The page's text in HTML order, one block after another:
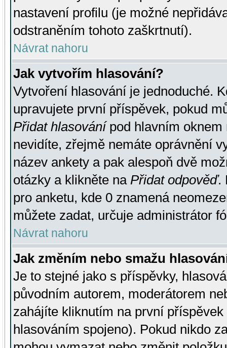
nastavení profilu (je možné
odstraněním tohoto zaškrtnutí).
Návrat nahoru
Jak vytvořím hlasování?
Vytvoření hlasování je jednoduché.
upravujete první příspěvek, pokud
Přidat hlasovánípod hlavním oknem
nevidíte, zřejmě nemáte oprávnění
název ankety a pak alespoň dvě
otázky a klikněte na Přidat odpověď.
pro anketu, kde 0 znamená
můžete zadat, určuje administrátor
Návrat nahoru
Jak změním nebo smažu
Je to stejné jako s příspěvky,
původním autorem, moderátorem
zahájíte kliknutím na první
hlasováním spojeno). Pokud nikdo